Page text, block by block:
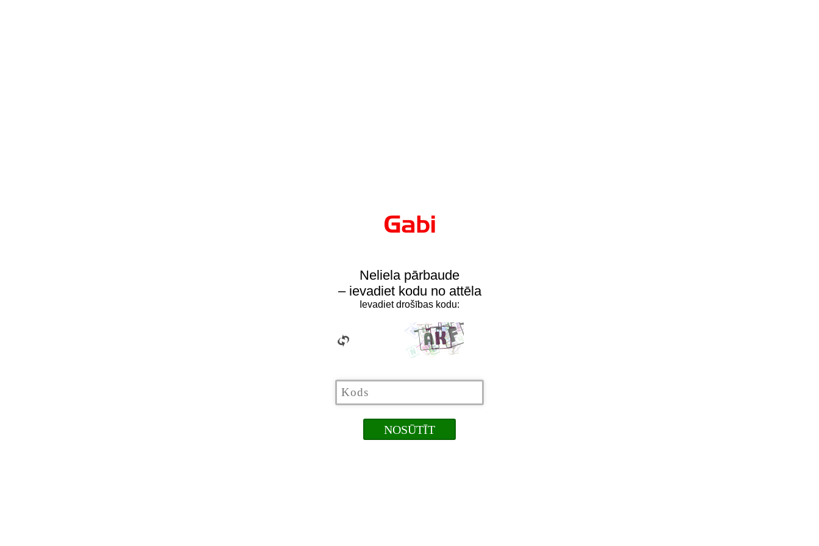
Neliela pārbaude
– ievadiet kodu no attēla
Ievadiet drošības kodu: